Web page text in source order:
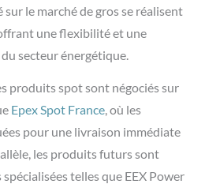
sur le marché de gros se réalisent
une flexibilité et une
secteur énergétique.
produits spot sont négociés sur
Epex Spot France , où les
pour une livraison immédiate
les produits futurs sont
telles que EEX Power